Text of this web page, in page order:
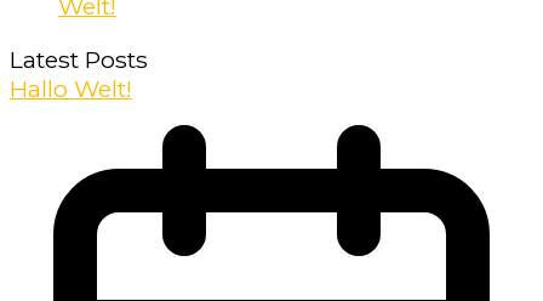
Welt!
Latest Posts
Hallo Welt!